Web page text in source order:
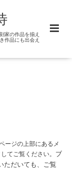
家の作品を揃え
作品にも出会え
ージの上部にあるメ
てご覧ください。 ブ
だいても、ご覧